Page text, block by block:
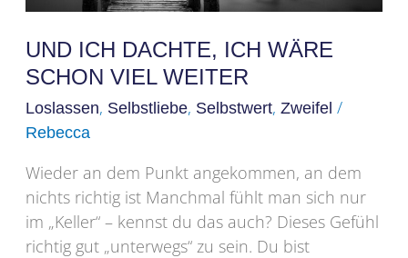
UND ICH DACHTE, ICH WÄRE
SCHON VIEL WEITER
Loslassen, Selbstliebe, Selbstwert, Zweifel /
Rebecca
Wieder an dem Punkt angekommen, an dem
nichts richtig ist Manchmal fühlt man sich nur
im „Keller“ – kennst du das auch? Dieses Gefühl
richtig gut „unterwegs“ zu sein. Du bist